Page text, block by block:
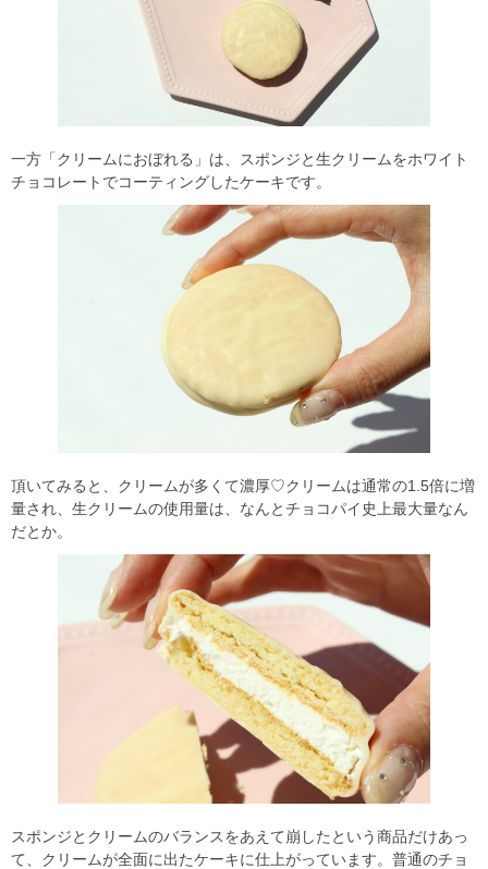
一方「クリームにおぼれる」は、スポンジと生クリームをホワイト
チョコレートでコーティングしたケーキです。
頂いてみると、クリームが多くて濃厚♡クリームは通常の1.5倍に増
量され、生クリームの使用量は、なんとチョコパイ史上最大量なん
だとか。
スポンジとクリームのバランスをあえて崩したという商品だけあっ
て、クリームが全面に出たケーキに仕上がっています。普通のチョ